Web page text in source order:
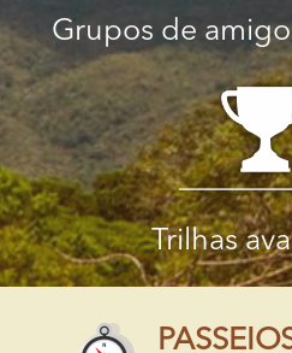
Grupos de
Trilhas